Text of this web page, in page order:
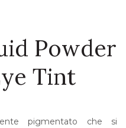
Powder
Tint
pigmentato che si